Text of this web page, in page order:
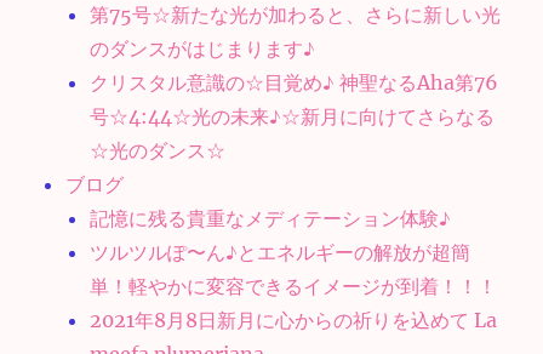
第75号☆新たな光が加わると、さらに新しい光
のダンスがはじまります♪
クリスタル意識の☆目覚め♪ 神聖なるAha第76
号☆4:44☆光の未来♪☆新月に向けてさらなる
☆光のダンス☆
ブログ
記憶に残る貴重なメディテーション体験♪
ツルツルぽ〜ん♪とエネルギーの解放が超簡
単！軽やかに変容できるイメージが到着！！！
2021年8月8日新月に心からの祈りを込めて La